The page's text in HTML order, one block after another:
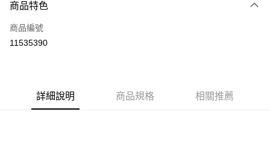
信用卡一次付款
超商取貨付款
街口支付
商品特色
商品編號
11535390
詳細說明 商品規格 相關推薦